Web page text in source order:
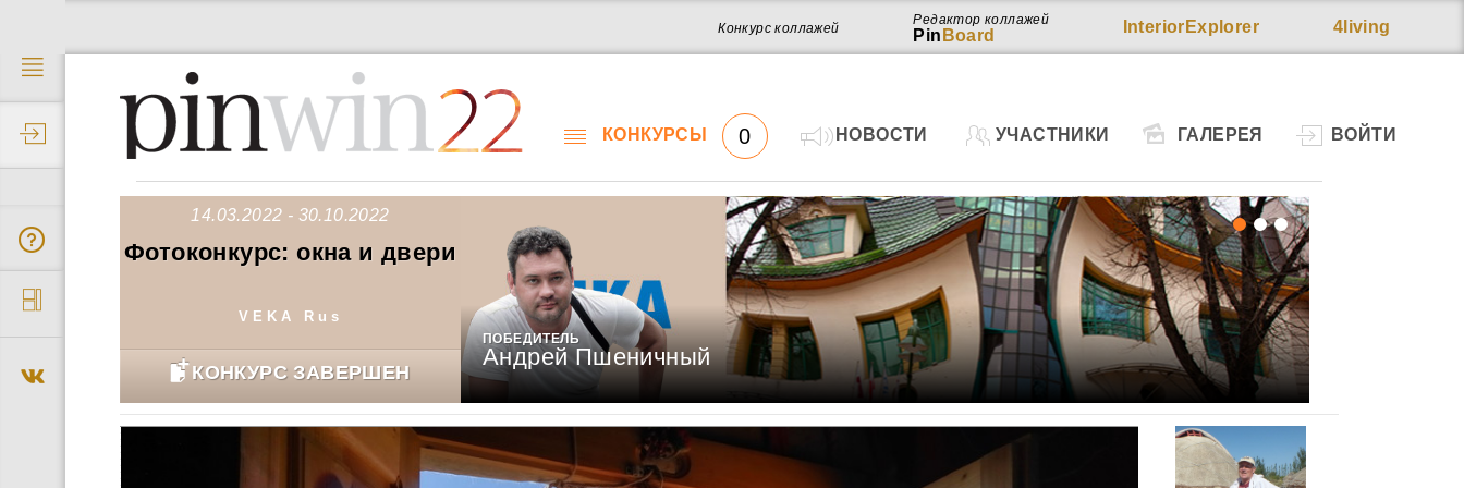
4living
InteriorExplorer
Редактор коллажей
Pin Board
Конкурс коллажей
22 КОНКУРСЫ 0 НОВОСТИ УЧАСТНИКИ ГАЛЕРЕЯ ВОЙТИ
14.03.2022 - 30.10.2022
Фотоконкурс: окна и двери
VEKA Rus
КОНКУРС ЗАВЕРШЕН
ПОБЕДИТЕЛЬ
Андрей Пшеничный
Работ